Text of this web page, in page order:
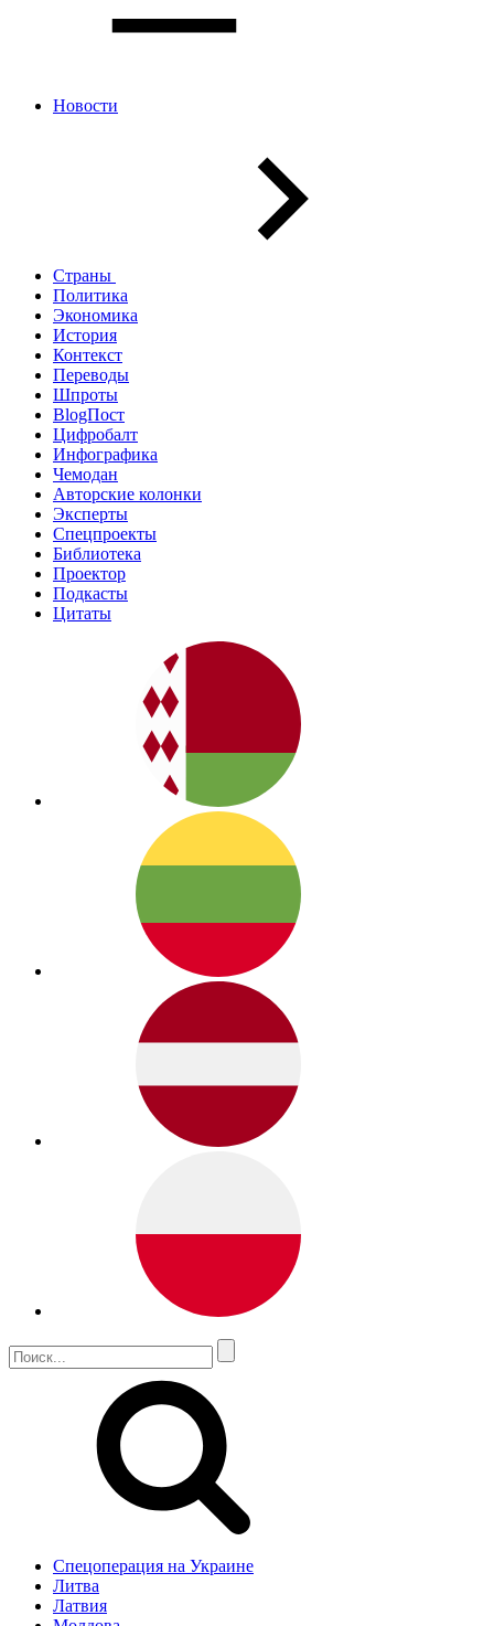
Новости
Страны
Политика
Экономика
История
Контекст
Переводы
Шпроты
BlogПост
Цифробалт
Инфографика
Чемодан
Авторские колонки
Эксперты
Спецпроекты
Библиотека
Проектор
Подкасты
Цитаты
Спецоперация на Украине
Литва
Латвия